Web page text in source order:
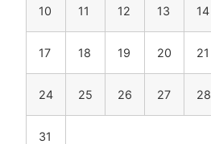
10 11 12 13 14
17 18 19 20 21
24 25 26 27 28
31